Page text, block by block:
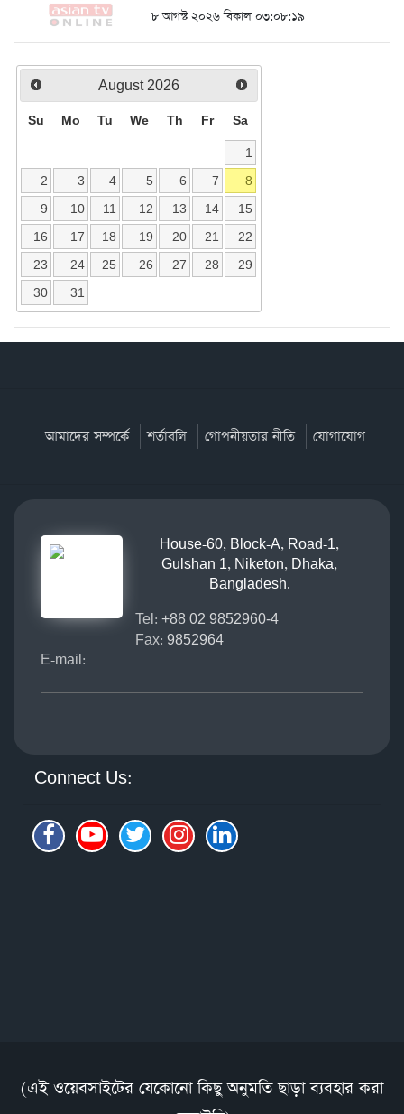
৮ আগস্ট ২০২৬ বিকাল ০৩:০৮:১৯
August 2026
Su Mo Tu We Th Fr Sa
1
2
3 4 5 6 7
8
9
10 11 12 13 14
15
16
17 18 19 20 21
22
23
24 25 26 27 28
29
30
31
আমাদের সম্পর্কে শর্তাবলি গোপনীয়তার নীতি যোগাযোগ
House-60, Block-A, Road-1,
Gulshan 1, Niketon, Dhaka,
Bangladesh.
Tel: +88 02 9852960-4
Fax: 9852964
E-mail:
Connect Us:
(এই ওয়েবসাইটের যেকোনো কিছু অনুমতি ছাড়া ব্যবহার করা